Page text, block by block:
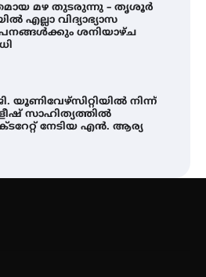
മഴ തുടരുന്നു – തൃശൂർ
എല്ലാ വിദ്യാഭ്യാസ
ശനിയാഴ്ച
യൂണിവേഴ്‌സിറ്റിയിൽ നിന്ന്
സാഹിത്യത്തിൽ
നേടിയ എൻ. ആര്യ